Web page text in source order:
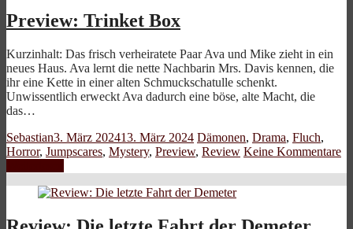
Preview: Trinket Box
Kurzinhalt: Das frisch verheiratete Paar Ava und Mike zieht in ein
neues Haus. Ava lernt die nette Nachbarin Mrs. Davis kennen, die
ihr eine Kette in einer alten Schmuckschatulle schenkt.
Unwissentlich erweckt Ava dadurch eine böse, alte Macht, die
das…
Sebastian3. März 202413. März 2024 Dämonen, Drama, Fluch,
Horror, Jumpscares, Mystery, Preview, Review Keine Kommentare